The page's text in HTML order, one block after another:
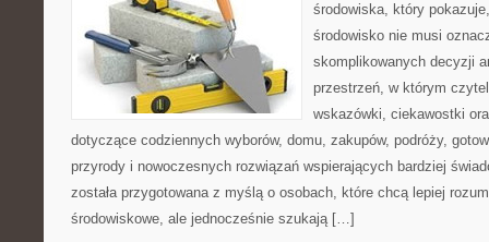
środowiska, który
środowisko nie musi
skomplikowanych decyzji
przestrzeń, w którym
wskazówki, ciekawostki
dotyczące codziennych wyborów, domu, zakupów, podróży,
przyrody i nowoczesnych rozwiązań wspierających bardziej
została przygotowana z myślą o osobach, które chcą lepiej
środowiskowe, ale jednocześnie szukają […]